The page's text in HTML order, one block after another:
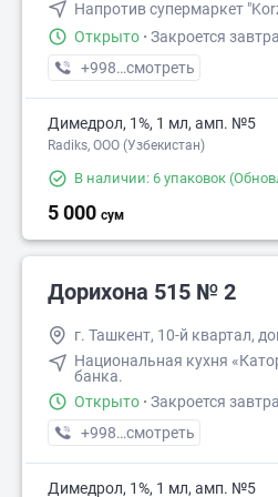
Напротив супермаркет
Открыто · Закроется
+998 (71) XXX-XX-XX
смотреть
Димедрол, 1%, 1 мл, амп. №5
Radiks, ООО (Узбекистан)
В наличии: 6 упаковок
5 000 сум
Дорихона 515 № 2
г. Ташкент, 10-й квартал,
Национальная кухня
банка.
Открыто · Закроется
+998 (90) XXX-XX-XX
смотреть
Димедрол, 1%, 1 мл, амп. №5